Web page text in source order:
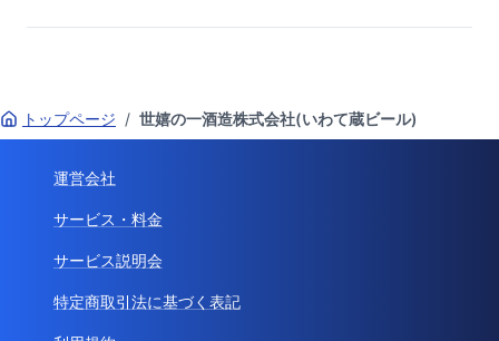
トップページ / 世嬉の一酒造株式会社(いわて蔵ビール)
運営会社
サービス・料金
サービス説明会
特定商取引法に基づく表記